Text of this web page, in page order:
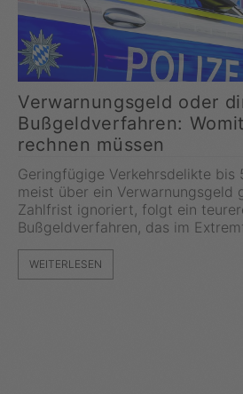
Verwarnungsgeld oder
Bußgeldverfahren:
rechnen müssen
Geringfügige Verkehrsdelikte bis
meist über ein Verwarnungsgeld
Zahlfrist ignoriert, folgt ein
Bußgeldverfahren, das im
Vollstreckung führt.
WEITERLESEN